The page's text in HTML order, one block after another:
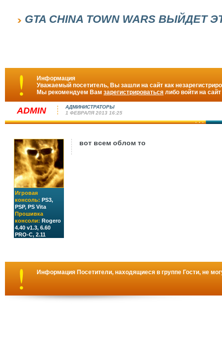
GTA CHINA TOWN WARS
Информация
Уважаемый посетитель, Вы зашли на сайт как
Мы рекомендуем Вам зарегистрироваться либо войти на
ADMIN
АДМИНИСТРАТОРЫ
1 ФЕВРАЛЯ 2013 16:25
Игровая
консоль: PS3,
PSP, PS Vita
Прошивка
консоли: Rogero
4.40 v1.3, 6.60
PRO-C, 2.11
вот всем облом то
Информация Посетители, находящиеся в группе Гости, не